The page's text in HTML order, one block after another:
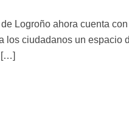
Logroño ahora cuenta
los ciudadanos un espacio
[…]